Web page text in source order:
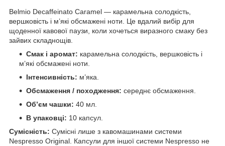
Belmio Decaffeinato Caramel — карамельна солодкість,
вершковість і м’які обсмажені ноти. Це вдалий вибір для
щоденної кавової паузи, коли хочеться виразного смаку без
зайвих складнощів.
Смак і аромат: карамельна солодкість, вершковість і
м’які обсмажені ноти.
Інтенсивність: м’яка.
Обсмаження / походження: середнє обсмаження.
Об’єм чашки: 40 мл.
В упаковці: 10 капсул.
Сумісність: Сумісні лише з кавомашинами системи
Nespresso Original. Капсули для іншої системи Nespresso не